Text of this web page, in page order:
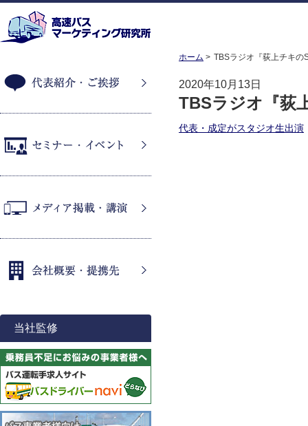
ホーム TBSラジオ『荻上チキの
2020年10月13日
TBSラジオ『荻
代表・成定がスタジオ生出演
当社監修